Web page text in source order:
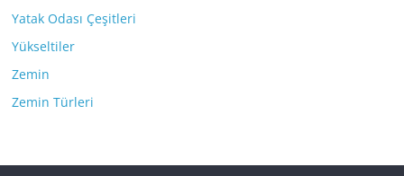
Yatak Odası Çeşitleri
Yükseltiler
Zemin
Zemin Türleri